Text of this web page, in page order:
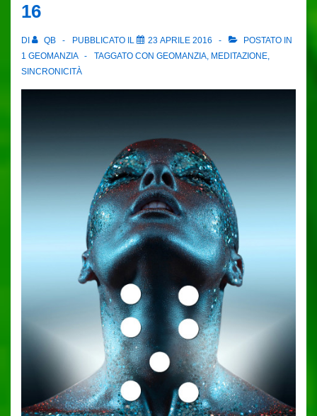
16
DI QB PUBBLICATO IL 23 APRILE 2016
POSTATO IN
1 GEOMANZIA
TAGGATO CON GEOMANZIA, MEDITAZIONE,
SINCRONICITÀ